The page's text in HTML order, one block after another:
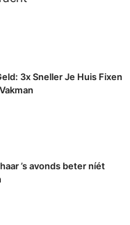
3x Sneller Je Huis Fixen
’s avonds beter níét